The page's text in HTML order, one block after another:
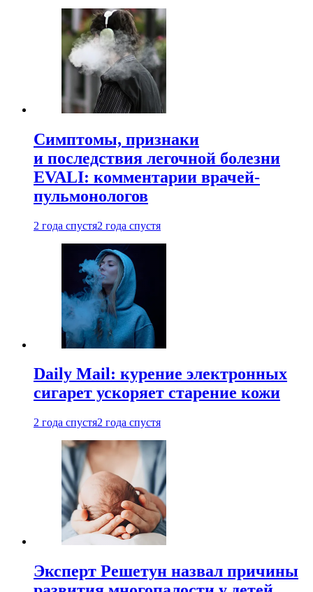
Симптомы, признаки
и последствия легочной болезни
EVALI: комментарии врачей-
пульмонологов
2 года спустя2 года спустя
Daily Mail: курение электронных
сигарет ускоряет старение кожи
2 года спустя2 года спустя
Эксперт Решетун назвал причины